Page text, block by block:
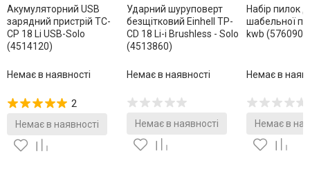
Акумуляторний USB
зарядний пристрій TC-
CP 18 Li USB-Solo
(4514120)
Немає в наявності
2
Немає в наявності
Ударний шуруповерт
безщітковий Einhell TP-
CD 18 Li-i Brushless - Solo
(4513860)
Немає в наявності
Немає в наявності
Набір пилок
шабельної
kwb (576090)
Немає в
Немає в